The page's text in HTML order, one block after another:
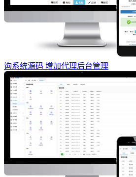
询系统源码 增加代理后台管理